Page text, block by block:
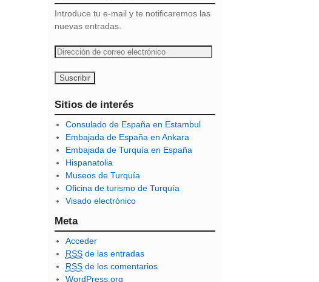
Introduce tu e-mail y te notificaremos las
nuevas entradas.
D
c
c
i
ó
n
d
e
c
o
r
r
e
o
e
Sitios de interés
Consulado de España en Estambul
Embajada de España en Ankara
Embajada de Turquía en España
Hispanatolia
Museos de Turquía
Oficina de turismo de Turquía
Visado electrónico
Meta
Acceder
RSSde las entradas
RSSde los comentarios
WordPress.org